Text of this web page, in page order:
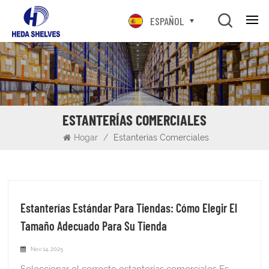
ESPAÑOL
ESTANTERÍAS COMERCIALES
Hogar / Estanterías Comerciales
Estanterías Estándar Para Tiendas: Cómo Elegir El
Tamaño Adecuado Para Su Tienda
Nov 14, 2025